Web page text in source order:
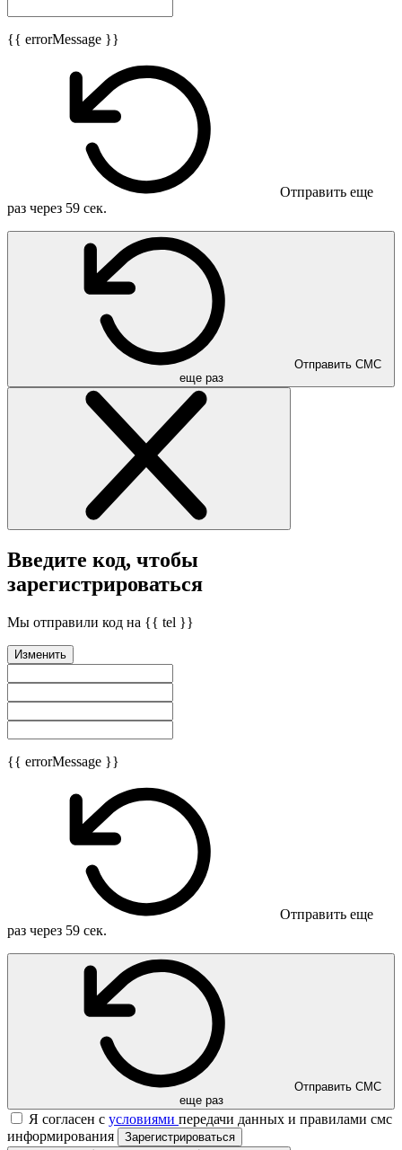
{{ errorMessage }}
Отправить еще
раз через 59 сек.
еще раз
Введите код, чтобы
зарегистрироваться
Мы отправили код на {{ tel }}
Изменить
{{ errorMessage }}
Отправить еще
раз через 59 сек.
еще раз
Я согласен с условиями передачи данных и правилами смс
информирования
Зарегистрироваться